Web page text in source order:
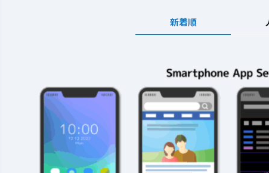
2026年3月23日
モンスト攻略に役立
つ！おすすめパーティ
2026年3月23日 テクニック
絶対に知っ
モンスト攻
新着順